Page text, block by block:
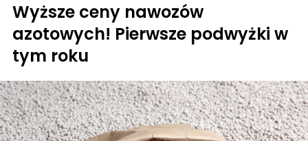
Wyższe ceny nawozów
azotowych! Pierwsze podwyżki w
tym roku